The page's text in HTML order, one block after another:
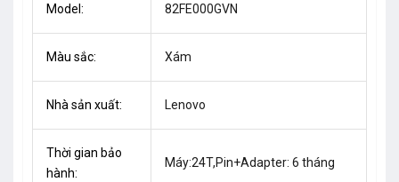
Model: 82FE000GVN
Màu sắc: Xám
Nhà sản xuất: Lenovo
Thời gian bảo
hành:
Máy:24T,Pin+Adapter: 6 tháng